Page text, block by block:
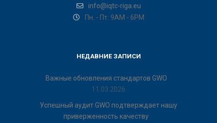
info@iqtc-riga.eu
Пн. - Пт. 9AM - 6PM
НЕДАВНИЕ ЗАПИСИ
Важные обновления стандартов GWO
11.03.2026
Успешный аудит GWO подтверждает нашу
приверженность качеству